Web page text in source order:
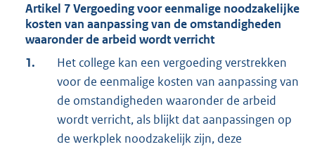
Artikel 7 Vergoeding voor eenmalige noodzakelijke
kosten van aanpassing van de omstandigheden
waaronder de arbeid wordt verricht
1.
Het college kan een vergoeding verstrekken
voor de eenmalige kosten van aanpassing van
de omstandigheden waaronder de arbeid
wordt verricht, als blijkt dat aanpassingen op
de werkplek noodzakelijk zijn, deze